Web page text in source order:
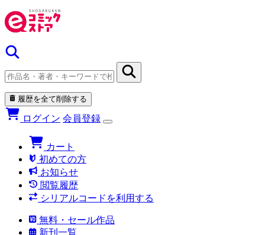
履歴を全て削除する
ログイン 会員登録
カート
初めての方
お知らせ
閲覧履歴
シリアルコードを利用する
無料・セール作品
新刊一覧